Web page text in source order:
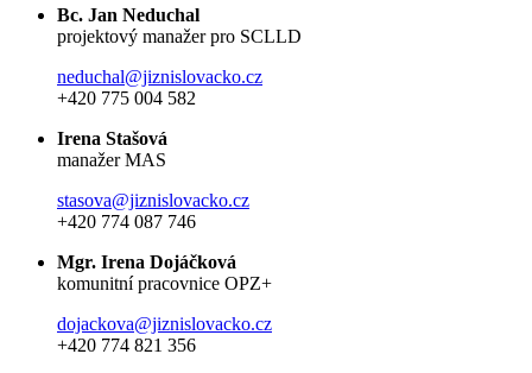
Bc. Jan Neduchal
projektový manažer pro SCLLD
neduchal@jiznislovacko.cz
+420 775 004 582
Irena Stašová
manažer MAS
stasova@jiznislovacko.cz
+420 774 087 746
Mgr. Irena Dojáčková
komunitní pracovnice OPZ+
dojackova@jiznislovacko.cz
+420 774 821 356